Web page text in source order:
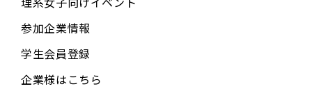
参加企業情報
学生会員登録
企業様はこちら